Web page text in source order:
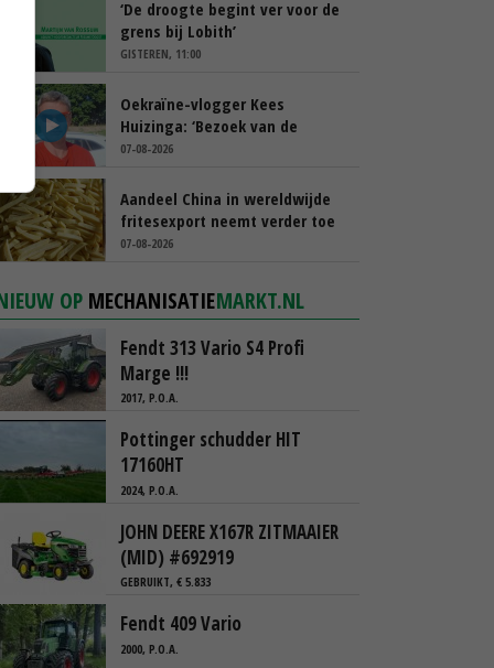
‘De droogte begint ver voor de
grens bij Lobith’
GISTEREN, 11:00
Oekraïne-vlogger Kees
Huizinga: ‘Bezoek van de
ambassade mag zelf groente
07-08-2026
Aandeel China in wereldwijde
fritesexport neemt verder toe
07-08-2026
OP MECHANISATIEMARKT.NL
Fendt 313 Vario S4 Profi
Marge !!!
2017, P.O.A.
Pottinger schudder HIT
17160HT
2024, P.O.A.
JOHN DEERE X167R ZITMAAIER
(MID) #692919
GEBRUIKT, € 5.833
Fendt 409 Vario
2000, P.O.A.